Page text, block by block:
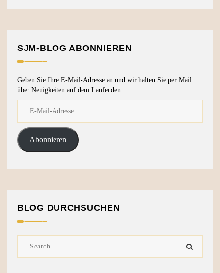
SJM-BLOG ABONNIEREN
Geben Sie Ihre E-Mail-Adresse an und wir halten Sie per Mail
über Neuigkeiten auf dem Laufenden.
Abonnieren
BLOG DURCHSUCHEN